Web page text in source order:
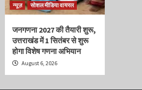
न्यूज़
सोशल मीडिया वायरल
जनगणना 2027 की तैयारी शुरू,
उत्तराखंड में 1 सितंबर से शुरू
होगा विशेष गणना अभियान
August 6, 2026